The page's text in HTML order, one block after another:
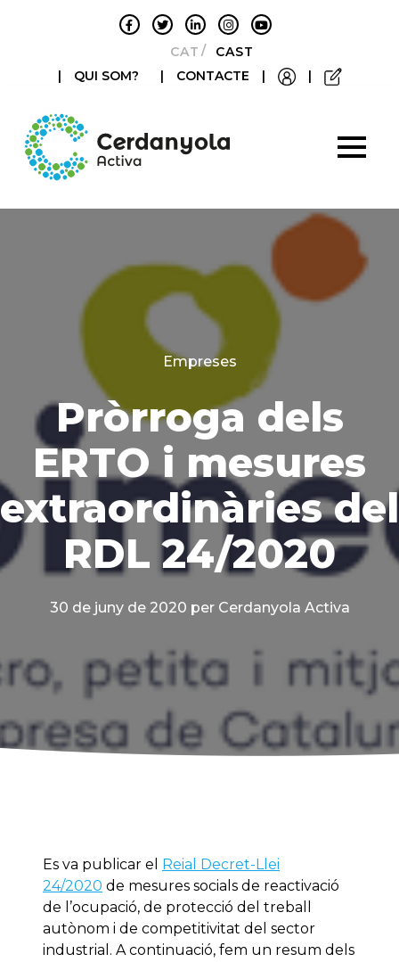
CATALÀCASTELLANO
|
QUI SOM? | CONTACTE | |
Categories
Empreses
Pròrroga dels
ERTO i mesures
extraordinàries del
RDL 24/2020
30 de juny de 2020 per Cerdanyola Activa
Es va publicar el Reial Decret-Llei
24/2020 de mesures socials de reactivació
de l’ocupació, de protecció del treball
autònom i de competitivitat del sector
industrial. A continuació, fem un resum dels